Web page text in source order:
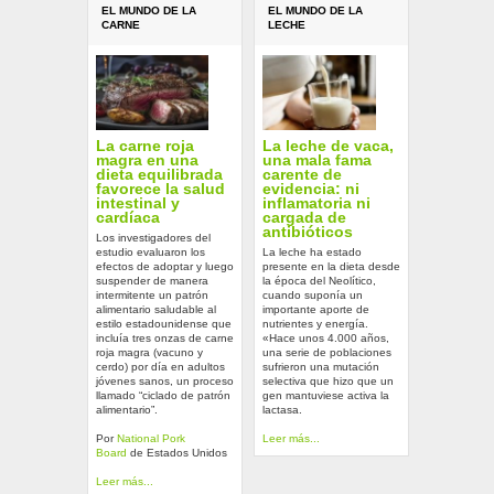
EL MUNDO DE LA
CARNE
La carne roja
magra en una
dieta equilibrada
favorece la salud
intestinal y
cardíaca
Los investigadores del
estudio evaluaron los
efectos de adoptar y luego
suspender de manera
intermitente un patrón
alimentario saludable al
estilo estadounidense que
incluía tres onzas de carne
roja magra (vacuno y
cerdo) por día en adultos
jóvenes sanos, un proceso
llamado “ciclado de patrón
alimentario”.
PorNational Pork
Board de Estados Unidos
Leer más...
EL MUNDO DE LA
LECHE
La leche de vaca,
una mala fama
carente de
evidencia: ni
inflamatoria ni
cargada de
antibióticos
La leche ha estado
presente en la dieta desde
la época del Neolítico,
cuando suponía un
importante aporte de
nutrientes y energía.
«Hace unos 4.000 años,
una serie de poblaciones
sufrieron una mutación
selectiva que hizo que un
gen mantuviese activa la
lactasa.
Leer más...